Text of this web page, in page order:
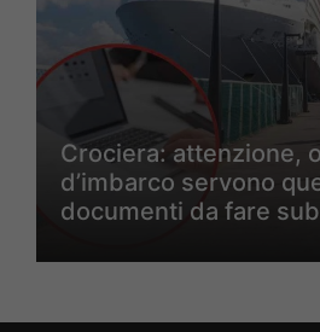
Crociera: attenzione,
d’imbarco servono
documenti da fare